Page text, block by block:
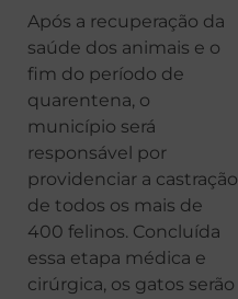
Após a recuperação da
saúde dos animais e o
fim do período de
quarentena, o
município será
responsável por
providenciar a castração
de todos os mais de
400 felinos. Concluída
essa etapa médica e
cirúrgica, os gatos serão